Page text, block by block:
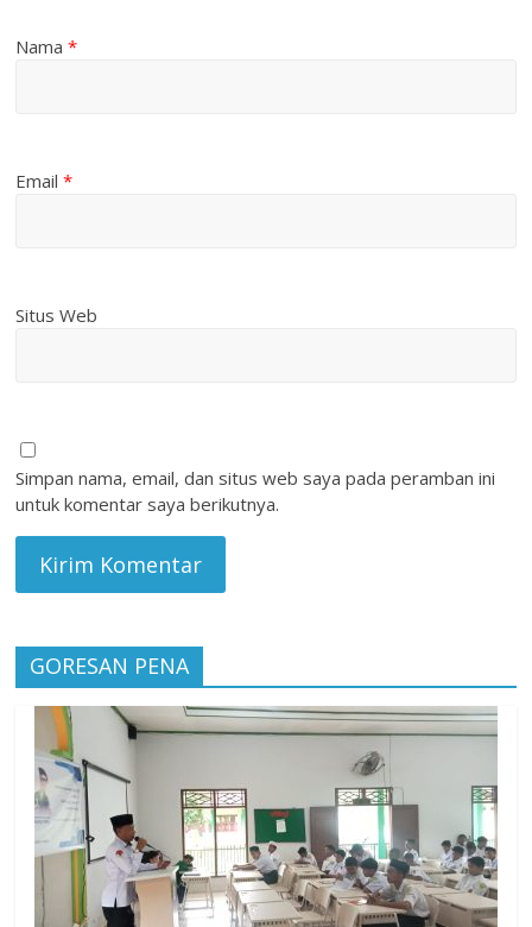
Nama*
Email*
Situs Web
Simpan nama, email, dan situs web saya pada peramban ini
untuk komentar saya berikutnya.
GORESAN PENA